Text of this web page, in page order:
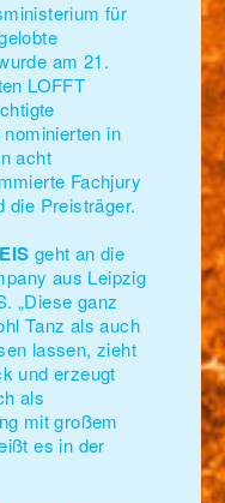
für
am 21.
LOFFT
in
acht
Fachjury
die Preisträger.
geht an die
aus Leipzig
„Diese ganz
Tanz als auch
lassen, zieht
und erzeugt
als
mit großem
es in der